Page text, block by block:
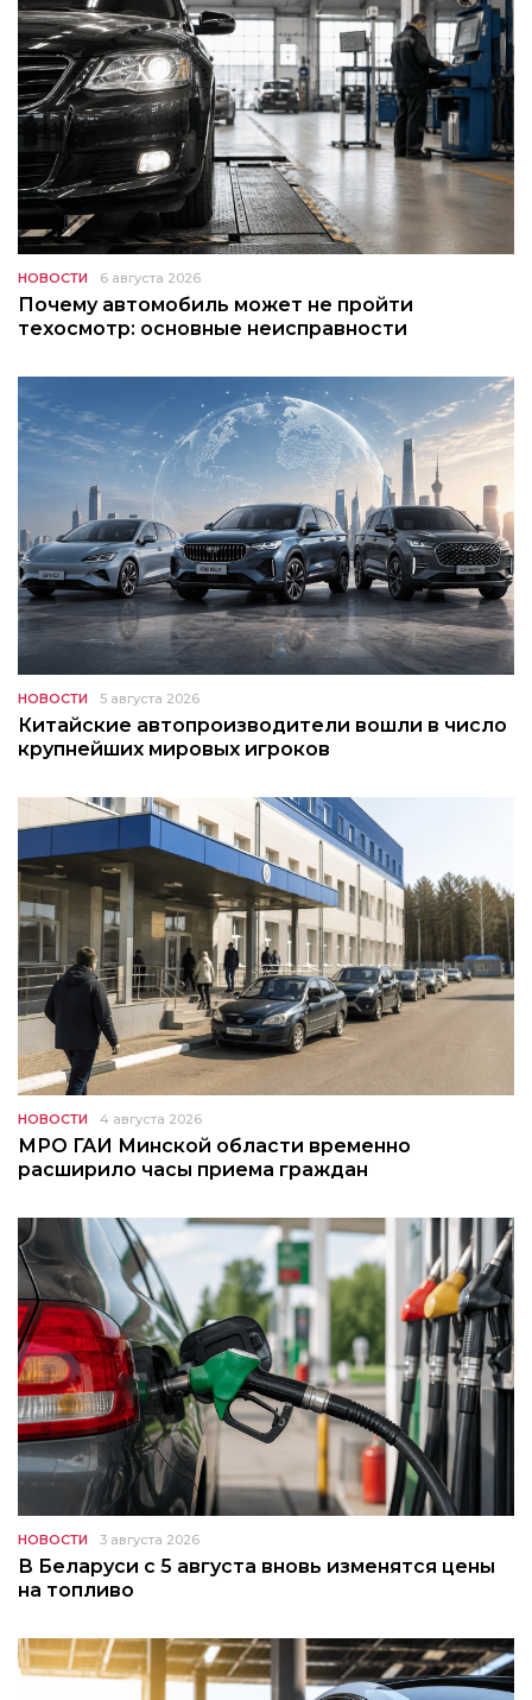
НОВОСТИ 6 августа 2026
Почему автомобиль может не пройти
техосмотр: основные неисправности
НОВОСТИ 5 августа 2026
Китайские автопроизводители вошли в число
крупнейших мировых игроков
НОВОСТИ 4 августа 2026
МРО ГАИ Минской области временно
расширило часы приема граждан
НОВОСТИ 3 августа 2026
В Беларуси с 5 августа вновь изменятся цены
на топливо